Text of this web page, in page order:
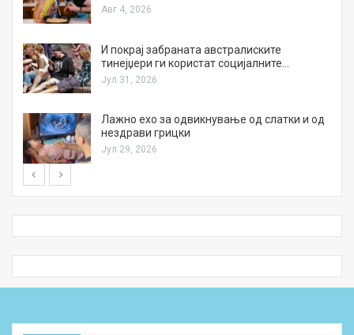
Авг 4, 2026
И покрај забраната австралиските
тинејџери ги користат социјалните…
Јул 31, 2026
Лажно ехо за одвикнување од слатки и од
нездрави грицки
Јул 29, 2026